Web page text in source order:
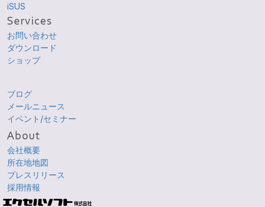
iSUS
お問い合わせ
ダウンロード
ショップ
ブログ
メールニュース
イベント/セミナー
会社概要
所在地地図
プレスリリース
採用情報